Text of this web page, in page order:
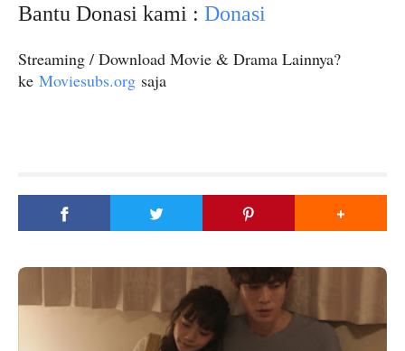
Bantu Donasi kami : Donasi
Streaming / Download Movie & Drama Lainnya?
ke Moviesubs.org saja